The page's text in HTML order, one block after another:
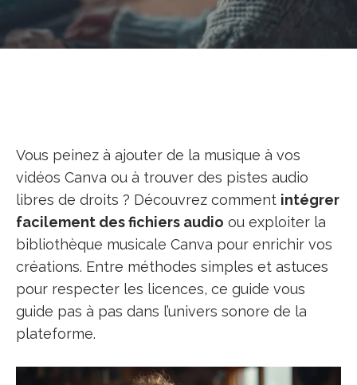
Vous peinez à ajouter de la musique à vos
vidéos Canva ou à trouver des pistes audio
libres de droits ? Découvrez comment intégrer
facilement des fichiers audio ou exploiter la
bibliothèque musicale Canva pour enrichir vos
créations. Entre méthodes simples et astuces
pour respecter les licences, ce guide vous
guide pas à pas dans l’univers sonore de la
plateforme.